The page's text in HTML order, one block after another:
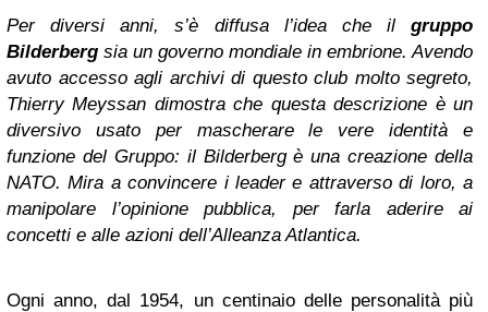
Per diversi anni, s’è diffusa l’idea che il gruppo
Bilderberg sia un governo mondiale in embrione. Avendo
avuto accesso agli archivi di questo club molto segreto,
Thierry Meyssan dimostra che questa descrizione è un
diversivo usato per mascherare le vere identità e
funzione del Gruppo: il Bilderberg è una creazione della
NATO. Mira a convincere i leader e attraverso di loro, a
manipolare l’opinione pubblica, per farla aderire ai
concetti e alle azioni dell’Alleanza Atlantica.
Ogni anno, dal 1954, un centinaio delle personalità più